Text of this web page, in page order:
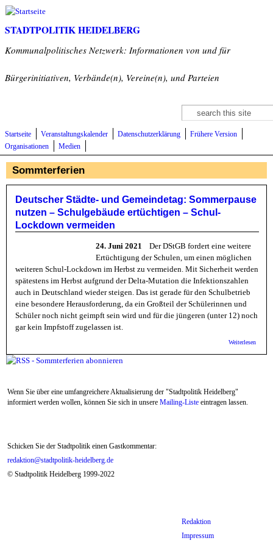
Direkt zum Inhalt
STADTPOLITIK HEIDELBERG
Kommunalpolitisches Netzwerk: Informationen von und für
Bürgerinitiativen, Verbände(n), Vereine(n), und Parteien
Suchformular
Suche
Startseite Veranstaltungskalender Datenschutzerklärung
Frühere Version
Organisationen
Medien
Sommterferien
Deutscher Städte- und Gemeindetag: Sommerpause
nutzen – Schulgebäude ertüchtigen – Schul-
Lockdown vermeiden
24. Juni 2021 Der DStGB fordert eine weitere
Ertüchtigung der Schulen, um einen möglichen
weiteren Schul-Lockdown im Herbst zu vermeiden. Mit Sicherheit werden
spätestens im Herbst aufgrund der Delta-Mutation die Infektionszahlen
auch in Deutschland wieder steigen. Das ist gerade für den Schulbetrieb
eine besondere Herausforderung, da ein Großteil der Schülerinnen und
Schüler noch nicht geimpft sein wird und für die jüngeren (unter 12) noch
gar kein Impfstoff zugelassen ist.
Weiterlesen
Wenn Sie über eine umfangreichere Aktualisierung der "Stadtpolitik Heidelberg"
informiert werden wollen, können Sie sich in unsere Mailing-Liste eintragen lassen.
Schicken Sie der Stadtpolitik einen Gastkommentar:
redaktion@stadtpolitik-heidelberg.de
© Stadtpolitik Heidelberg 1999-2022
Redaktion
Impressum